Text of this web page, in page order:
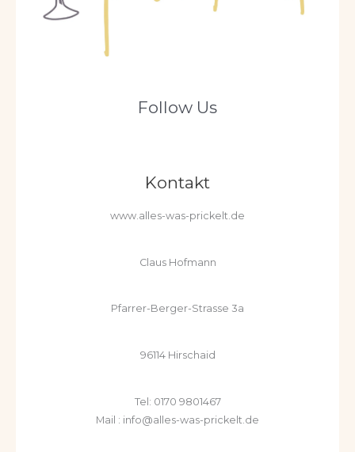
Follow Us
Kontakt
www.alles-was-prickelt.de
Claus Hofmann
Pfarrer-Berger-Strasse 3a
96114 Hirschaid
Tel: 0170 9801467
Mail : info@alles-was-prickelt.de